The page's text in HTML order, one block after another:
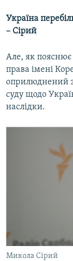
Україна
– Сірий
Але, як пояснює
права імені
оприлюднений
суду щодо
наслідки.
Микола Сірий